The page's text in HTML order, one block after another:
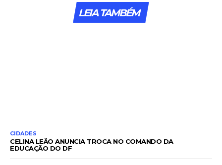
LEIA TAMBÉM
CIDADES
CELINA LEÃO ANUNCIA TROCA NO COMANDO DA
EDUCAÇÃO DO DF